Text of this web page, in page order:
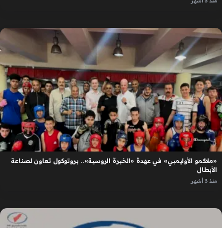
«ملاكمو الأوليمبي» في عهدة «الخبرة الروسية».. بروتوكول تعاون لصناعة
الأبطال
منذ 3 أشهر